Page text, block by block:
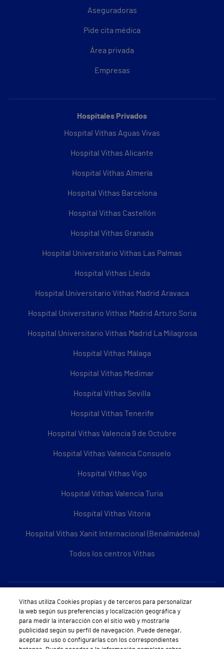
Aseguradoras
Pide cita médica
Área privada
Empresas
Hospitales Privados
Hospital Vithas Aguas Vivas
Hospital Vithas Alicante
Hospital Vithas Almería
Hospital Vithas Barcelona
Hospital Vithas Castellón
Hospital Vithas Granada
Hospital Universitario Vithas Las Palmas
Hospital Vithas Lleida
Hospital Universitario Vithas Madrid Aravaca
Hospital Universitario Vithas Madrid Arturo Soria
Hospital Universitario Vithas Madrid La Milagrosa
Hospital Vithas Málaga
Hospital Vithas Medimar
Hospital Vithas Sevilla
Hospital Vithas Tenerife
Hospital Vithas Valencia 9 de Octubre
Hospital Vithas Valencia Consuelo
Hospital Vithas Vigo
Hospital Vithas Valencia Turia
Hospital Vithas Vitoria
Hospital Vithas Xanit Internacional (Benalmádena)
Todos los centros Vithas
Sobre Vithas
Quiénes somos
Trabajar en Vithas
Vithas utiliza Cookies propias y de terceros para personalizar
la web según sus preferencias y localización geográfica y
para medir la interacción con el sitio web y mostrarle
publicidad según su perfil de navegación. Puede denegar,
aceptar su uso o configurarlas con los correspondientes